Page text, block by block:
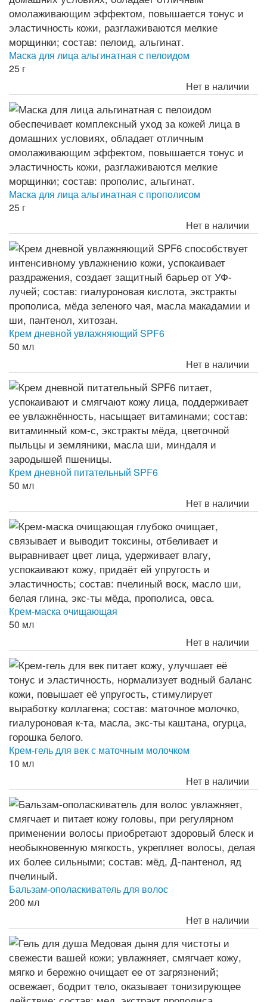
Маска для лица альгинатная с пелоидом
25 г
Нет в наличии
Маска для лица альгинатная с прополисом
25 г
Нет в наличии
Крем дневной увлажняющий SPF6
50 мл
Нет в наличии
Крем дневной питательный SPF6
50 мл
Нет в наличии
Крем-маска очищающая
50 мл
Нет в наличии
Крем-гель для век с маточным молочком
10 мл
Нет в наличии
Бальзам-ополаскиватель для волос
200 мл
Нет в наличии